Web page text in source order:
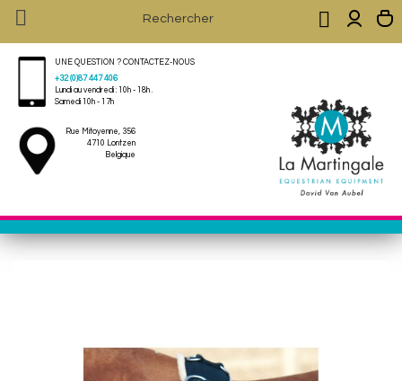
 
UNE QUESTION ? CONTACTEZ-NOUS
+32 (0)87 447 406
Lundi au vendredi : 10h - 18h .
Samedi 10h - 17h
Rue Mitoyenne, 356
4710 Lontzen
Belgique